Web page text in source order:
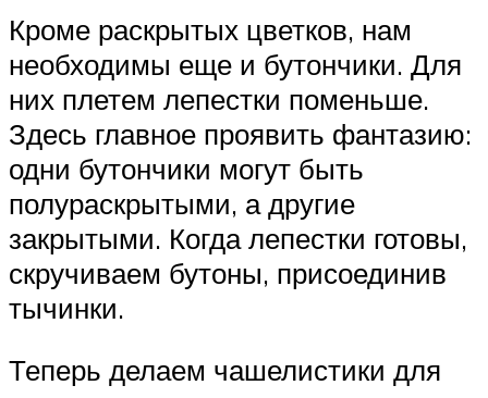
Кроме раскрытых цветков, нам
необходимы еще и бутончики. Для
них плетем лепестки поменьше.
Здесь главное проявить фантазию:
одни бутончики могут быть
полураскрытыми, а другие
закрытыми. Когда лепестки готовы,
скручиваем бутоны, присоединив
тычинки.
Теперь делаем чашелистики для